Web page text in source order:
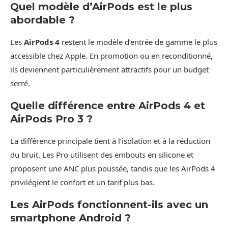
Quel modèle d’AirPods est le plus
abordable ?
Les AirPods 4 restent le modèle d’entrée de gamme le plus
accessible chez Apple. En promotion ou en reconditionné,
ils deviennent particulièrement attractifs pour un budget
serré.
Quelle différence entre AirPods 4 et
AirPods Pro 3 ?
La différence principale tient à l’isolation et à la réduction
du bruit. Les Pro utilisent des embouts en silicone et
proposent une ANC plus poussée, tandis que les AirPods 4
privilégient le confort et un tarif plus bas.
Les AirPods fonctionnent-ils avec un
smartphone Android ?